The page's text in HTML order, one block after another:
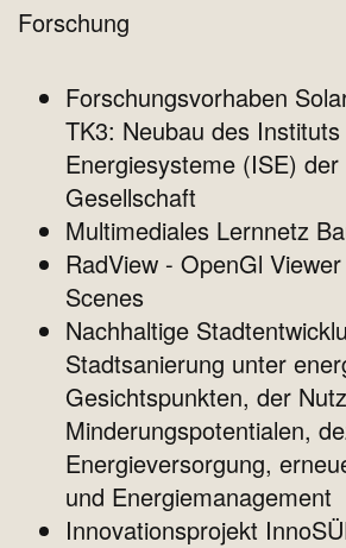
Forschung
Forschungsvorhaben
TK3: Neubau des
Energiesysteme (ISE)
Gesellschaft
Multimediales Lernnetz
RadView - OpenGl
Scenes
Nachhaltige
Stadtsanierung unter
Gesichtspunkten, der
Minderungspotentialen,
Energieversorgung,
und Energiemanagement
Innovationsprojekt